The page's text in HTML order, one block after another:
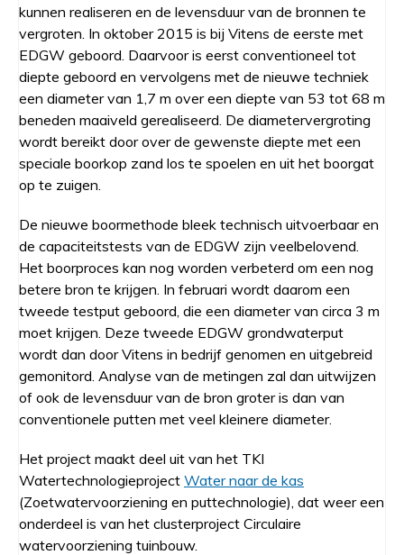
kunnen realiseren en de levensduur van de bronnen te
vergroten. In oktober 2015 is bij Vitens de eerste met
EDGW geboord. Daarvoor is eerst conventioneel tot
diepte geboord en vervolgens met de nieuwe techniek
een diameter van 1,7 m over een diepte van 53 tot 68 m
beneden maaiveld gerealiseerd. De diametervergroting
wordt bereikt door over de gewenste diepte met een
speciale boorkop zand los te spoelen en uit het boorgat
op te zuigen.
De nieuwe boormethode bleek technisch uitvoerbaar en
de capaciteitstests van de EDGW zijn veelbelovend.
Het boorproces kan nog worden verbeterd om een nog
betere bron te krijgen. In februari wordt daarom een
tweede testput geboord, die een diameter van circa 3 m
moet krijgen. Deze tweede EDGW grondwaterput
wordt dan door Vitens in bedrijf genomen en uitgebreid
gemonitord. Analyse van de metingen zal dan uitwijzen
of ook de levensduur van de bron groter is dan van
conventionele putten met veel kleinere diameter.
Het project maakt deel uit van het TKI
Watertechnologieproject Water naar de kas
(Zoetwatervoorziening en puttechnologie), dat weer een
onderdeel is van het clusterproject Circulaire
watervoorziening tuinbouw.